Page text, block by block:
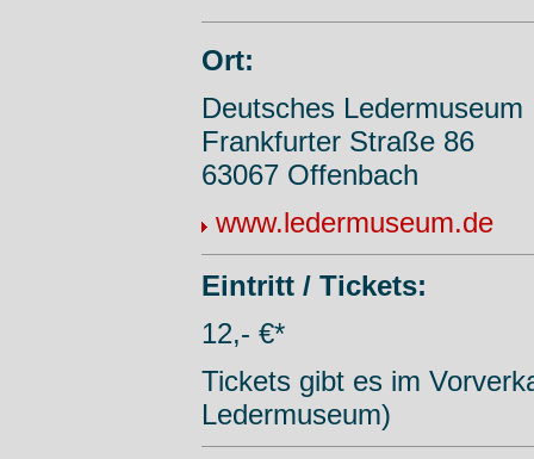
Ort:
Deutsches Ledermuseum
Frankfurter Straße 86
63067 Offenbach
www.ledermuseum.de
Eintritt / Tickets:
12,- €*
Tickets gibt es im
Ledermuseum)